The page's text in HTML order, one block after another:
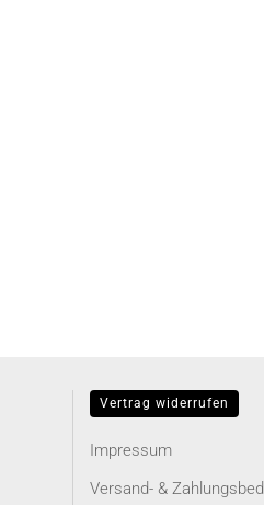
Vertrag widerrufen
Impressum
Versand- &